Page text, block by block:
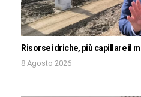
Risorse idriche, più capillare il
8 Agosto 2026